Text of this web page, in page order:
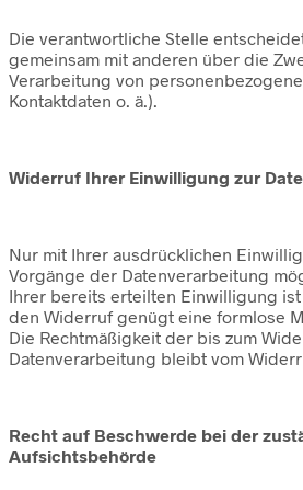
Die verantwortliche Stelle
gemeinsam mit anderen über die
Verarbeitung von
Kontaktdaten o. ä.).
Widerruf Ihrer Einwilligung zur
Nur mit Ihrer ausdrücklichen
Vorgänge der Datenverarbeitung
Ihrer bereits erteilten Einwilligung
den Widerruf genügt eine formlose
Die Rechtmäßigkeit der bis zum
Datenverarbeitung bleibt vom
Recht auf Beschwerde bei der
Aufsichtsbehörde